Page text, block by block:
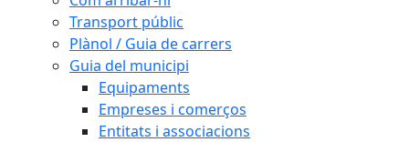
Transport públic
Plànol / Guia de carrers
Guia del municipi
Equipaments
Empreses i comerços
Entitats i associacions